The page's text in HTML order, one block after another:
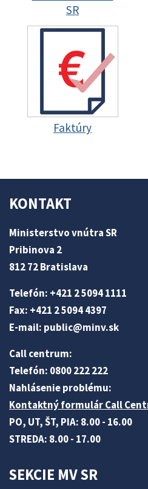
SR
Faktúry
KONTAKT
Ministerstvo vnútra SR
Pribinova 2
812 72 Bratislava
Telefón: +421 2 5094 1111
Fax: +421 2 5094 4397
E-mail: public@minv.sk
Call centrum:
Telefón: 0800 222 222
Nahlásenie problému:
Kontaktný formulár Call
PO, UT, ŠT, PIA: 8.00 - 16.00
STREDA: 8.00 - 17.00
SEKCIE MV SR